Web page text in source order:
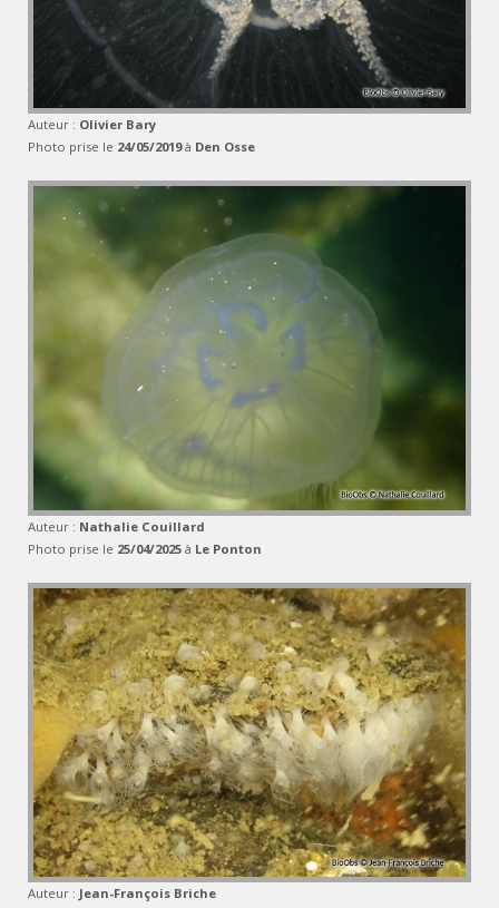
Auteur : Olivier Bary
Photo prise le 24/05/2019à Den Osse
Auteur : Nathalie Couillard
Photo prise le 25/04/2025 à Le Ponton
Auteur : Jean-François Briche